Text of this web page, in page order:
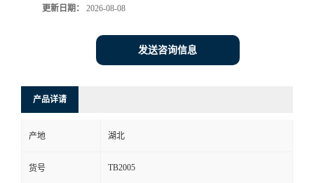
更新日期： 2026-08-08
发送咨询信息
产品详请
产地 湖北
货号 TB2005